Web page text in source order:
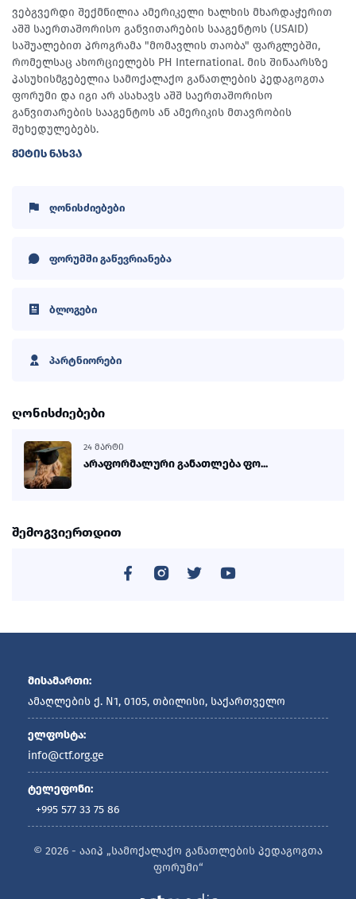
ვებგვერდი შექმნილია ამერიკელი ხალხის მხარდაჭერით
აშშ საერთაშორისო განვითარების სააგენტოს (USAID)
საშუალებით პროგრამა "მომავლის თაობა" ფარგლებში,
რომელსაც ახორციელებს PH International. მის შინაარსზე
პასუხისმგებელია სამოქალაქო განათლების პედაგოგთა
ფორუმი და იგი არ ასახავს აშშ საერთაშორისო
განვითარების სააგენტოს ან ამერიკის მთავრობის
შეხედულებებს.
ᲛᲔᲢᲘᲡ ᲜᲐᲮᲕᲐ
ღონისძიებები
ფორუმში გაწევრიანება
ბლოგები
პარტნიორები
ღონისძიებები
24 ᲛᲐᲠᲢᲘ
არაფორმალური განათლება ფო...
შემოგვიერთდით
მისამართი:
ამაღლების ქ. N1, 0105, თბილისი, საქართველო
ელფოსტა:
info@ctf.org.ge
ტელეფონი:
+995 577 33 75 86
© 2026 - ააიპ „სამოქალაქო განათლების პედაგოგთა
ფორუმი“